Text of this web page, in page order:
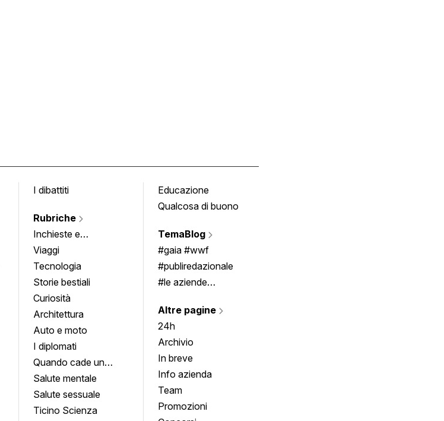
I dibattiti
Rubriche
Inchieste e
approfondimenti
Viaggi
Tecnologia
Storie bestiali
Curiosità
Architettura
Auto e moto
I diplomati
Quando cade un
quadro
Salute mentale
Salute sessuale
Ticino Scienza
Educazione
Qualcosa di buono
TemaBlog
#gaia #wwf
#publiredazionale
#le aziende
Altre pagine
24h
Archivio
In breve
Info azienda
Team
Promozioni